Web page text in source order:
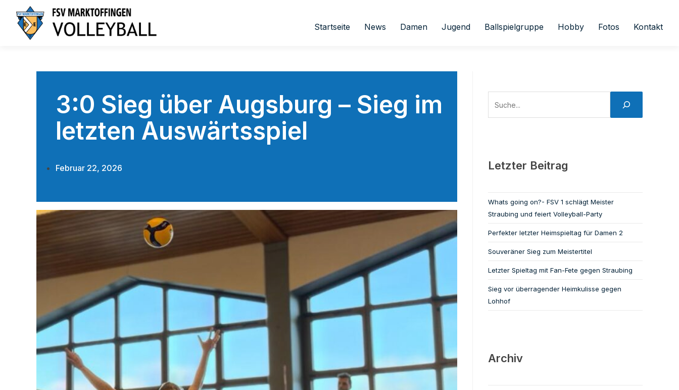
Startseite News Damen Jugend Ballspielgruppe Hobby Fotos Kontakt
3:0 Sieg über Augsburg – Sieg im
letzten Auswärtsspiel
Februar 22, 2026 Letzter Beitrag
Whats going on?- FSV 1 schlägt Meister
Straubing und feiert Volleyball-Party
Perfekter letzter Heimspieltag für Damen 2
Souveräner Sieg zum Meistertitel
Letzter Spieltag mit Fan-Fete gegen Straubing
Sieg vor überragender Heimkulisse gegen
Lohhof
Archiv